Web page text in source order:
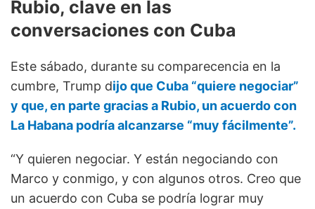
Rubio, clave en las
conversaciones con Cuba
Este sábado, durante su comparecencia en la
cumbre, Trump dijo que Cuba “quiere negociar”
y que, en parte gracias a Rubio, un acuerdo con
La Habana podría alcanzarse “muy fácilmente”.
“Y quieren negociar. Y están negociando con
Marco y conmigo, y con algunos otros. Creo que
un acuerdo con Cuba se podría lograr muy